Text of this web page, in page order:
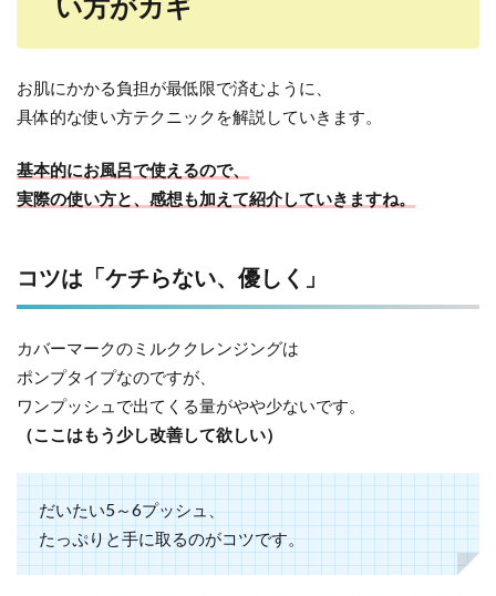
お肌にかかる負担が最低限で済むように、
具体的な使い方テクニックを解説していきます。
基本的にお風呂で使えるので、
実際の使い方と、感想も加えて紹介していきますね。
コツは「ケチらない、優しく」
カバーマークのミルククレンジングは
ポンプタイプなのですが、
ワンプッシュで出てくる量がやや少ないです。
（ここはもう少し改善して欲しい）
だいたい5～6プッシュ、
たっぷりと手に取るのがコツです。